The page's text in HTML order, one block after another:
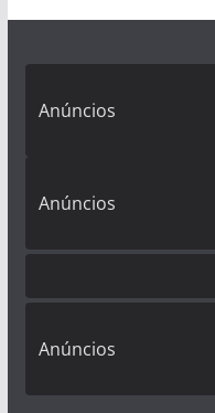
Anúncios
Anúncios
Anúncios